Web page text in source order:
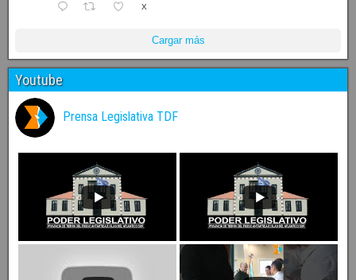
X
Cargar más
Youtube
Prensa Legislativa TDF